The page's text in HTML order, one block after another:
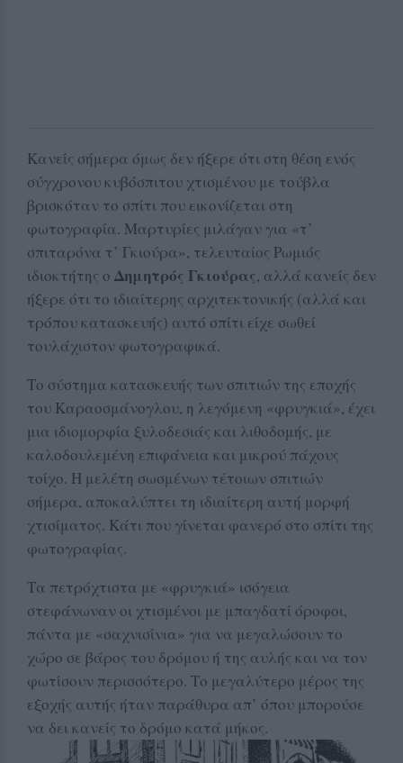
Κανείς σήμερα όμως δεν ήξερε ότι στη θέση ενός
σύγχρονου κυβόσπιτου χτισμένου με τούβλα
βρισκόταν το σπίτι που εικονίζεται στη
φωτογραφία. Μαρτυρίες μιλάγαν για «τ’
σπιταρόνα τ’ Γκιούρα», τελευταίος Ρωμιός
ιδιοκτήτης ο Δημητρός Γκιούρας, αλλά κανείς δεν
ήξερε ότι το ιδιαίτερης αρχιτεκτονικής (αλλά και
τρόπου κατασκευής) αυτό σπίτι είχε σωθεί
τουλάχιστον φωτογραφικά.
Το σύστημα κατασκευής των σπιτιών της εποχής
του Καραοσμάνογλου, η λεγόμενη «φρυγκιά», έχει
μια ιδιομορφία ξυλοδεσιάς και λιθοδομής, με
καλοδουλεμένη επιφάνεια και μικρού πάχους
τοίχο. Η μελέτη σωσμένων τέτοιων σπιτιών
σήμερα, αποκαλύπτει τη ιδιαίτερη αυτή μορφή
χτισίματος. Κάτι που γίνεται φανερό στο σπίτι της
φωτογραφίας.
Τα πετρόχτιστα με «φρυγκιά» ισόγεια
στεφάνωναν οι χτισμένοι με μπαγδατί όροφοι,
πάντα με «σαχνισίνια» για να μεγαλώσουν το
χώρο σε βάρος του δρόμου ή της αυλής και να τον
φωτίσουν περισσότερο. Το μεγαλύτερο μέρος της
εξοχής αυτής ήταν παράθυρα απ’ όπου μπορούσε
να δει κανείς το δρόμο κατά μήκος.